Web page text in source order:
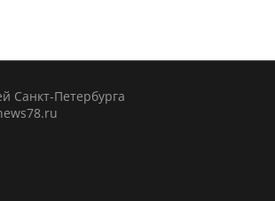
Санкт-Петербурга